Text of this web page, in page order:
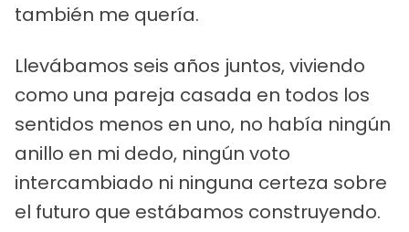
también me quería.
Llevábamos seis años juntos, viviendo
como una pareja casada en todos los
sentidos menos en uno, no había ningún
anillo en mi dedo, ningún voto
intercambiado ni ninguna certeza sobre
el futuro que estábamos construyendo.